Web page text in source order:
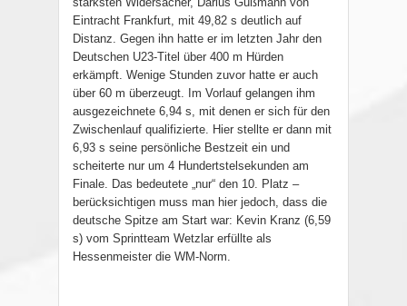
Eintracht Frankfurt, mit 49,82 s deutlich auf
Distanz. Gegen ihn hatte er im letzten Jahr den
Deutschen U23-Titel über 400 m Hürden
erkämpft. Wenige Stunden zuvor hatte er auch
über 60 m überzeugt. Im Vorlauf gelangen ihm
ausgezeichnete 6,94 s, mit denen er sich für den
Zwischenlauf qualifizierte. Hier stellte er dann mit
6,93 s seine persönliche Bestzeit ein und
scheiterte nur um 4 Hundertstelsekunden am
Finale. Das bedeutete „nur“ den 10. Platz –
berücksichtigen muss man hier jedoch, dass die
deutsche Spitze am Start war: Kevin Kranz (6,59
s) vom Sprintteam Wetzlar erfüllte als
Hessenmeister die WM-Norm.